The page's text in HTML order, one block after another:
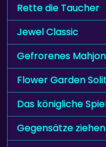
Rette die Taucher
Jewel Classic
Gefrorenes
Flower Garden
Das königliche
Gegensätze